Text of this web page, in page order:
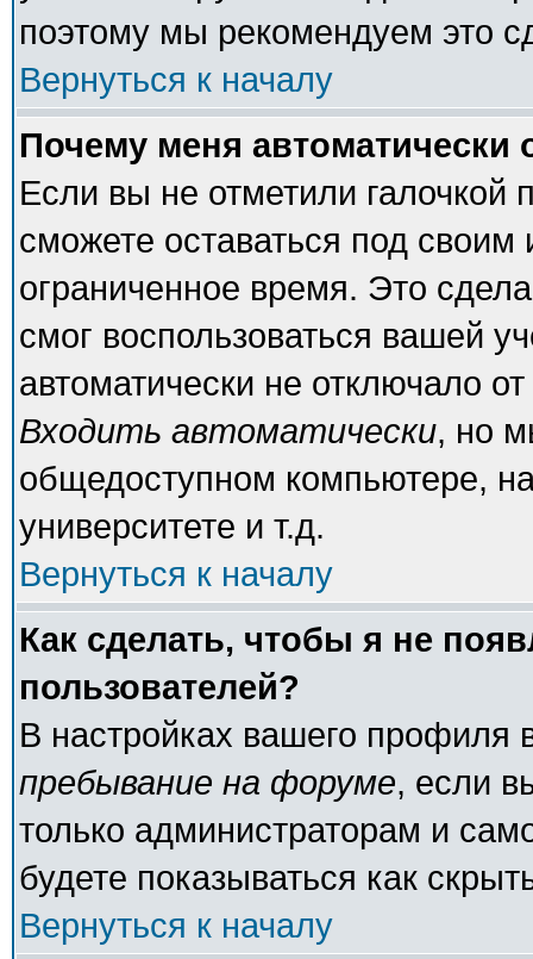
поэтому мы рекомендуем это
Вернуться к началу
Почему меня автоматически
Если вы не отметили галочкой
сможете оставаться под
ограниченное время. Это
смог воспользоваться вашей
автоматически не отключало
Входить автоматически, но
общедоступном компьютере,
университете и т.д.
Вернуться к началу
Как сделать, чтобы я не
пользователей?
В настройках вашего
пребывание на форуме, если
только администраторам и
будете показываться как
Вернуться к началу